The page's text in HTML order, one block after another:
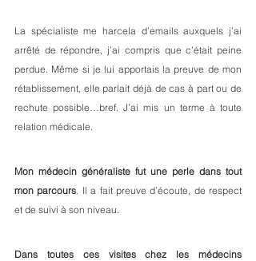
La spécialiste me harcela d’emails auxquels j’ai
arrêté de répondre, j’ai compris que c’était peine
perdue. Même si je lui apportais la preuve de mon
rétablissement, elle parlait déjà de cas à part ou de
rechute possible…bref. J’ai mis un terme à toute
relation médicale.
Mon médecin généraliste fut une perle dans tout
mon parcours . Il a fait preuve d’écoute, de respect
et de suivi à son niveau.
Dans toutes ces visites chez les médecins